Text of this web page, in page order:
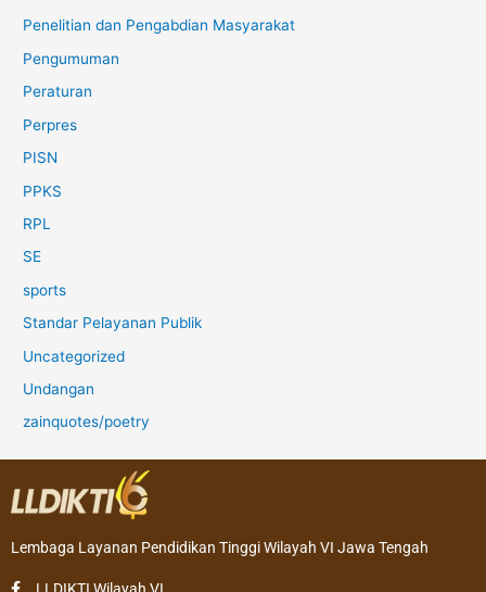
Penelitian dan Pengabdian Masyarakat
Pengumuman
Peraturan
Perpres
PISN
PPKS
RPL
SE
sports
Standar Pelayanan Publik
Uncategorized
Undangan
zainquotes/poetry
Lembaga Layanan Pendidikan Tinggi Wilayah VI Jawa Tengah
LLDIKTI Wilayah VI